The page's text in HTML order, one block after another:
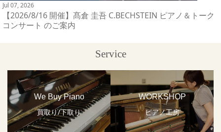
Jul 07, 2026
【2026/8/16 開催】髙倉 圭吾 C.BECHSTEIN ピアノ＆トーク
コンサート のご案内
Service
We Buy Piano
買取り/下取り
WORKSHOP
ピアノ工房